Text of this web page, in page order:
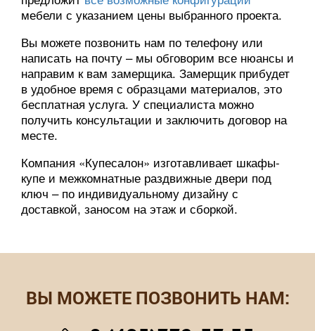
мебели с указанием цены выбранного проекта.
Вы можете позвонить нам по телефону или
написать на почту – мы обговорим все нюансы и
направим к вам замерщика. Замерщик прибудет
в удобное время с образцами материалов, это
бесплатная услуга. У специалиста можно
получить консультации и заключить договор на
месте.
Компания «Купесалон» изготавливает шкафы-
купе и межкомнатные раздвижные двери под
ключ – по индивидуальному дизайну с
доставкой, заносом на этаж и сборкой.
ВЫ МОЖЕТЕ ПОЗВОНИТЬ НАМ: